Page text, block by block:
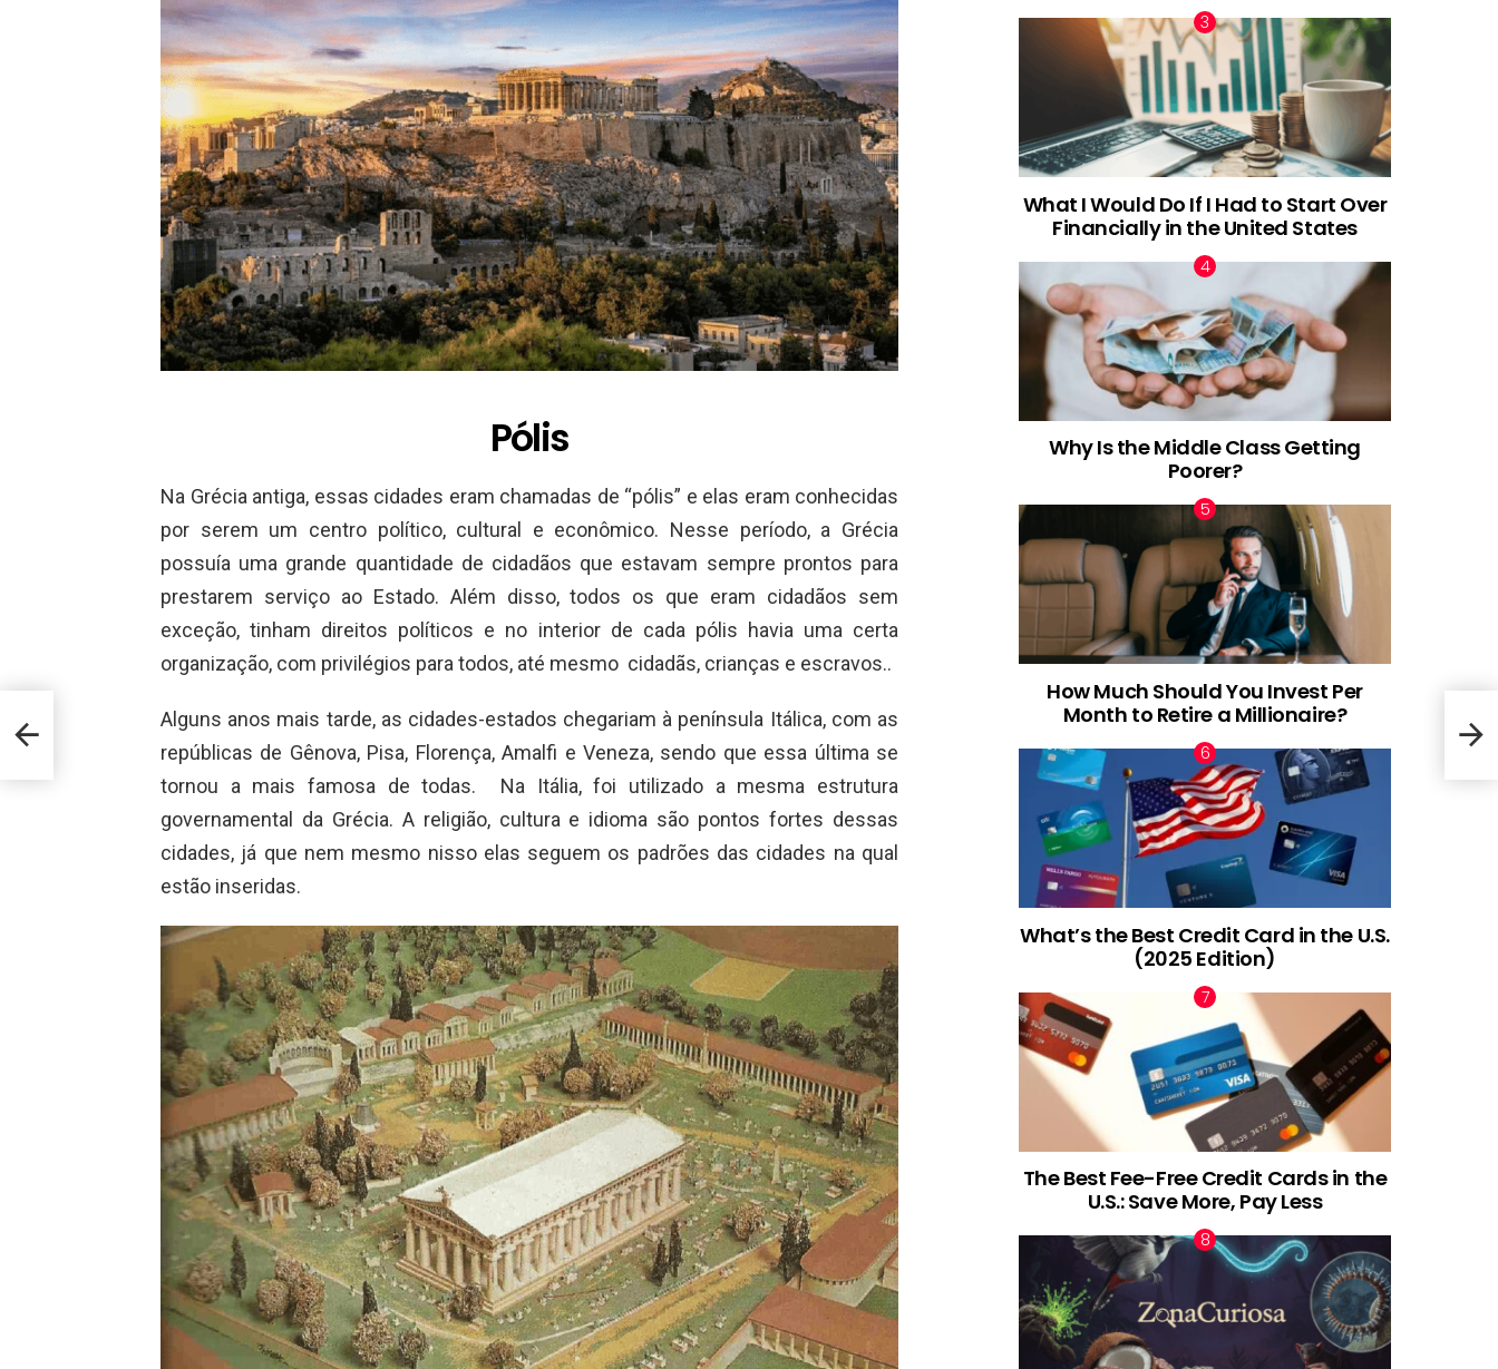
Pólis
Na Grécia antiga, essas cidades eram chamadas de “pólis” e elas eram conhecidas
por serem um centro político, cultural e econômico. Nesse período, a Grécia
possuía uma grande quantidade de cidadãos que estavam sempre prontos para
prestarem serviço ao Estado. Além disso, todos os que eram cidadãos sem
exceção, tinham direitos políticos e no interior de cada pólis havia uma certa
organização, com privilégios para todos, até mesmo cidadãs, crianças e escravos..
Alguns anos mais tarde, as cidades-estados chegariam à península Itálica, com as
repúblicas de Gênova, Pisa, Florença, Amalfi e Veneza, sendo que essa última se
tornou a mais famosa de todas. Na Itália, foi utilizado a mesma estrutura
governamental da Grécia. A religião, cultura e idioma são pontos fortes dessas
cidades, já que nem mesmo nisso elas seguem os padrões das cidades na qual
estão inseridas.
What I Would Do If I Had to Start Over
Financially in the United States
Why Is the Middle Class Getting
Poorer?
How Much Should You Invest Per
Month to Retire a Millionaire?
What’s the Best Credit Card in the U.S.
(2025 Edition)
The Best Fee-Free Credit Cards in the
U.S.: Save More, Pay Less